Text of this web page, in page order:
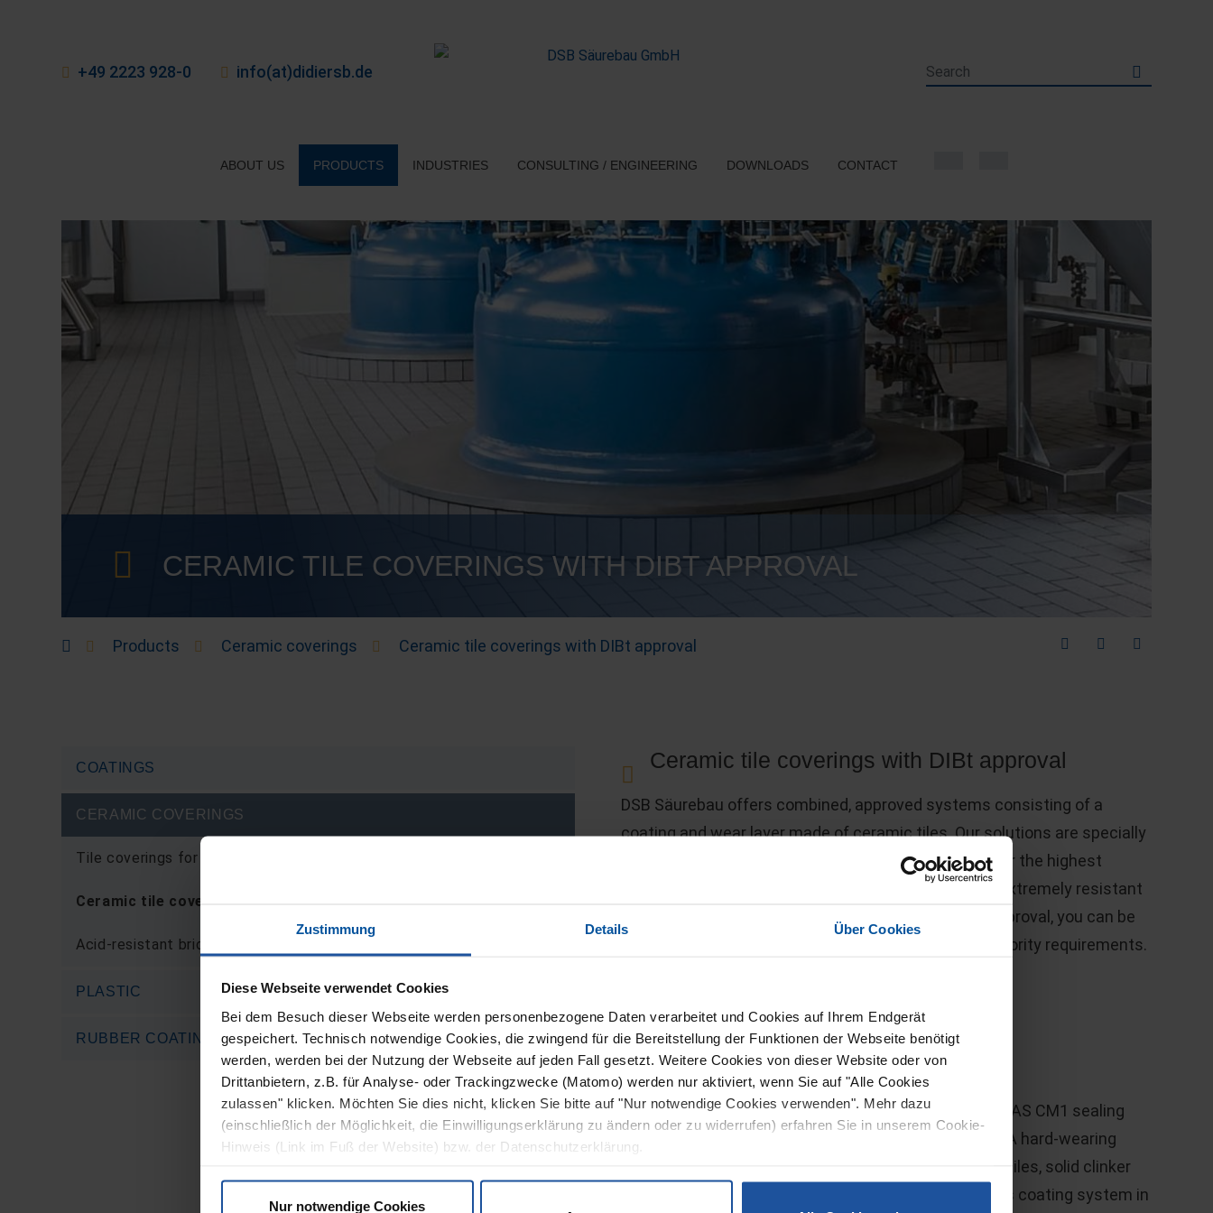
Zustimmung Details Über Cookies
Diese Webseite verwendet Cookies
Bei dem Besuch dieser Webseite werden personenbezogene Daten verarbeitet und Cookies auf Ihrem Endgerät
gespeichert. Technisch notwendige Cookies, die zwingend für die Bereitstellung der Funktionen der Webseite benötigt
werden, werden bei der Nutzung der Webseite auf jeden Fall gesetzt. Weitere Cookies von dieser Website oder von
Drittanbietern, z.B. für Analyse- oder Trackingzwecke (Matomo) werden nur aktiviert, wenn Sie auf "Alle Cookies
zulassen" klicken. Möchten Sie dies nicht, klicken Sie bitte auf "Nur notwendige Cookies verwenden". Mehr dazu
(einschließlich der Möglichkeit, die Einwilligungserklärung zu ändern oder zu widerrufen) erfahren Sie in unserem Cookie-
Hinweis (Link im Fuß der Website) bzw. der Datenschutzerklärung.
Nur notwendige Cookies
+49 2223 928-0 info(at)didiersb.de
ABOUT US PRODUCTS INDUSTRIES CONSULTING / ENGINEERING DOWNLOADS CONTACT
CERAMIC TILE COVERINGS WITH DIBT APPROVAL
Products Ceramic coverings Ceramic tile coverings with DIBt approval
COATINGS
CERAMIC COVERINGS
Tile coverings for the food industry
Ceramic tile coverings with DIBt approval
Acid-resistant bricks / tiles
PLASTIC
RUBBER COATINGS
Ceramic tile coverings with DIBt approval
DSB Säurebau offers combined, approved systems consisting of a
coating and wear layer made of ceramic tiles. Our solutions are specially
designed for demanding areas of application and offer the highest
quality and reliability. The ceramic tile coverings are extremely resistant
to mechanical and chemical loads. Thanks to DIBt approval, you can be
sure that our systems meet the highest building authority requirements.
Combined lining system Stellapox SV-AS CM1
The floor surface is first sealed with our Stellapox SV-AS CM1 sealing
layer in accordance with the approval specifications. A hard-wearing
wear layer of ceramic split tiles, porcelain stoneware tiles, solid clinker
tiles or acid-resistant stones is then laid on top of this coating system in